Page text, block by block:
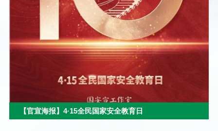
【官宣海报】4·15全民国家安全教育日